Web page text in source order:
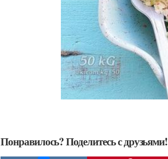
Понравилось? Поделитесь с друзьями!